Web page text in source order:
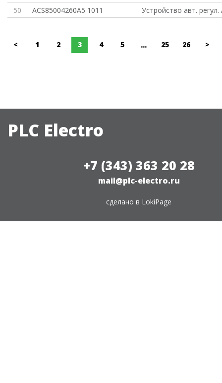
50
ACS85004260A5 1011 Устройство авт. регул.
< 1 2 3 4 5 ... 25 26 >
PLC Electro
+7 (343) 363 20 28
mail@plc-electro.ru
сделано в LokiPage